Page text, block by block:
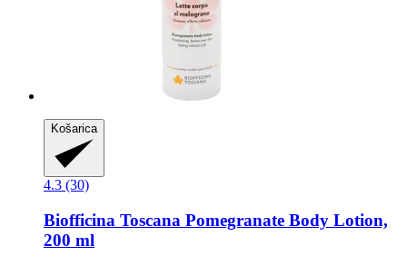
Košarica
4.3 (30)
Biofficina Toscana Pomegranate Body Lotion,
200 ml